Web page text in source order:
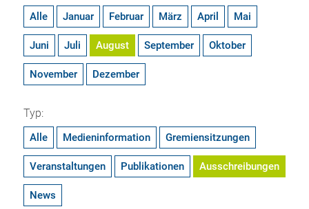
Alle Januar Februar März April Mai
Juni Juli August September Oktober
November Dezember
Typ:
Alle Medieninformation Gremiensitzungen
Veranstaltungen Publikationen Ausschreibungen
News